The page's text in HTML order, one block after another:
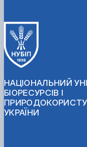
НАЦІОНАЛЬНИЙ
БІОРЕСУРСІВ І
УКРАЇНИ